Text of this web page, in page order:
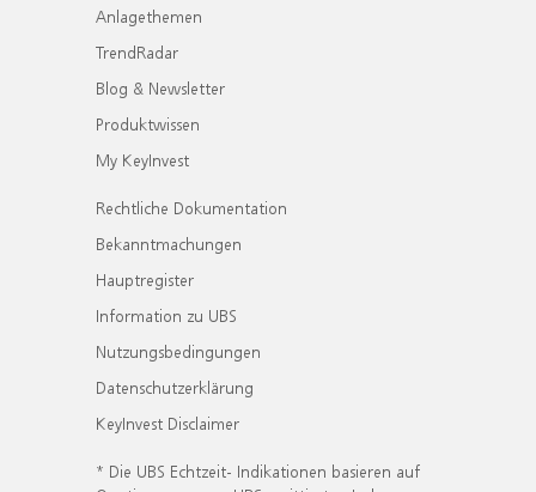
Anlagethemen
TrendRadar
Blog & Newsletter
Produktwissen
My KeyInvest
Rechtliche Dokumentation
Bekanntmachungen
Hauptregister
Information zu UBS
Nutzungsbedingungen
Datenschutzerklärung
KeyInvest Disclaimer
* Die UBS Echtzeit- Indikationen basieren auf